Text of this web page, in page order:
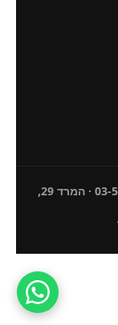
כל הזכויות שמורות © רודי 2026 · 03-5171115 · המרד 29,